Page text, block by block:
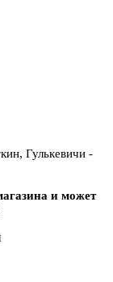
Гулькевичи -
и может